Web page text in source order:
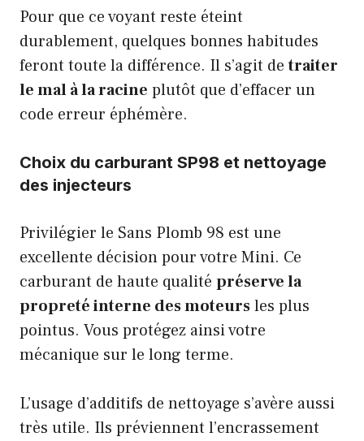
Pour que ce voyant reste éteint
durablement, quelques bonnes habitudes
feront toute la différence. Il s’agit detraiter
le mal à la racine plutôt que d’effacer un
code erreur éphémère.
Choix du carburant SP98 et nettoyage
des injecteurs
Privilégier le Sans Plomb 98 est une
excellente décision pour votre Mini. Ce
carburant de haute qualité préserve la
propreté interne des moteursles plus
pointus. Vous protégez ainsi votre
mécanique sur le long terme.
L’usage d’additifs de nettoyage s’avère aussi
très utile. Ils préviennent l’encrassement